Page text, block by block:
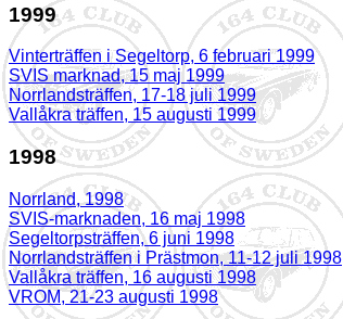
1999
Vinterträffen i Segeltorp, 6 februari 1999
SVIS marknad, 15 maj 1999
Norrlandsträffen, 17-18 juli 1999
Vallåkra träffen, 15 augusti 1999
1998
Norrland, 1998
SVIS-marknaden, 16 maj 1998
Segeltorpsträffen, 6 juni 1998
Norrlandsträffen i Prästmon, 11-12 juli 1998
Vallåkra träffen, 16 augusti 1998
VROM, 21-23 augusti 1998